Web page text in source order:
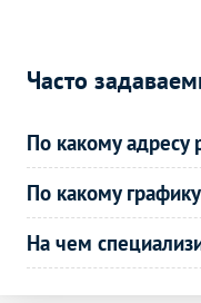
Часто
По какому адресу
По какому
На чем